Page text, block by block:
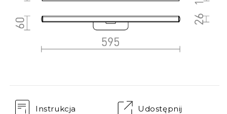
Instrukcja Udostępnij